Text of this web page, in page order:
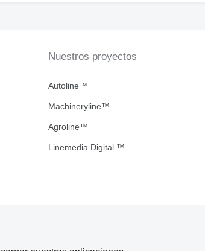
Nuestros proyectos
Autoline™
Machineryline™
Agroline™
Linemedia Digital ™